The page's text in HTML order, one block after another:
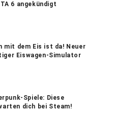
6 angekündigt
mit dem Eis ist da! Neuer
Eiswagen-Simulator
Spiele: Diese
dich bei Steam!